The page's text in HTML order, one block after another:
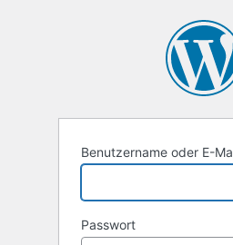
Benutzername oder E-
Passwort